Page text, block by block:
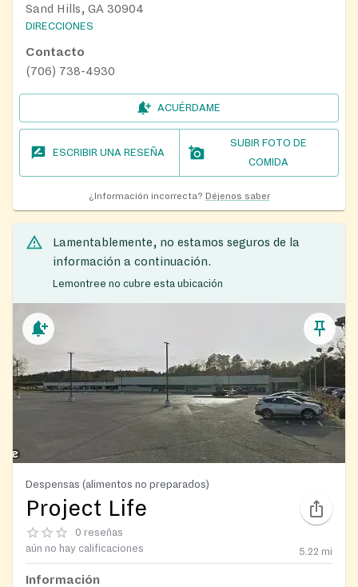
Sand Hills, GA 30904
DIRECCIONES
Contacto
(706) 738-4930
ACUÉRDAME
ESCRIBIR UNA RESEÑA
SUBIR FOTO DE
COMIDA
¿Información incorrecta? Déjenos saber
Lamentablemente, no estamos seguros de la
información a continuación.
Lemontree no cubre esta ubicación
Despensas (alimentos no preparados)
Project Life
0 reseñas
aún no hay calificaciones
5.22 mi
Información